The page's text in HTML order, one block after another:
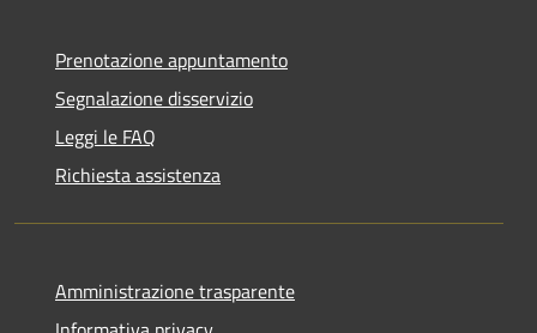
Prenotazione appuntamento
Segnalazione disservizio
Leggi le FAQ
Richiesta assistenza
Amministrazione trasparente